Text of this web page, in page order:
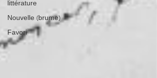
littérature
Nouvelle (brume)
Favori